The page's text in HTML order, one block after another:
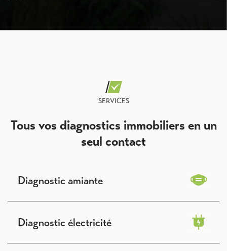
SERVICES
Tous vos diagnostics immobiliers en un
seul contact
Diagnostic amiante
Diagnostic électricité